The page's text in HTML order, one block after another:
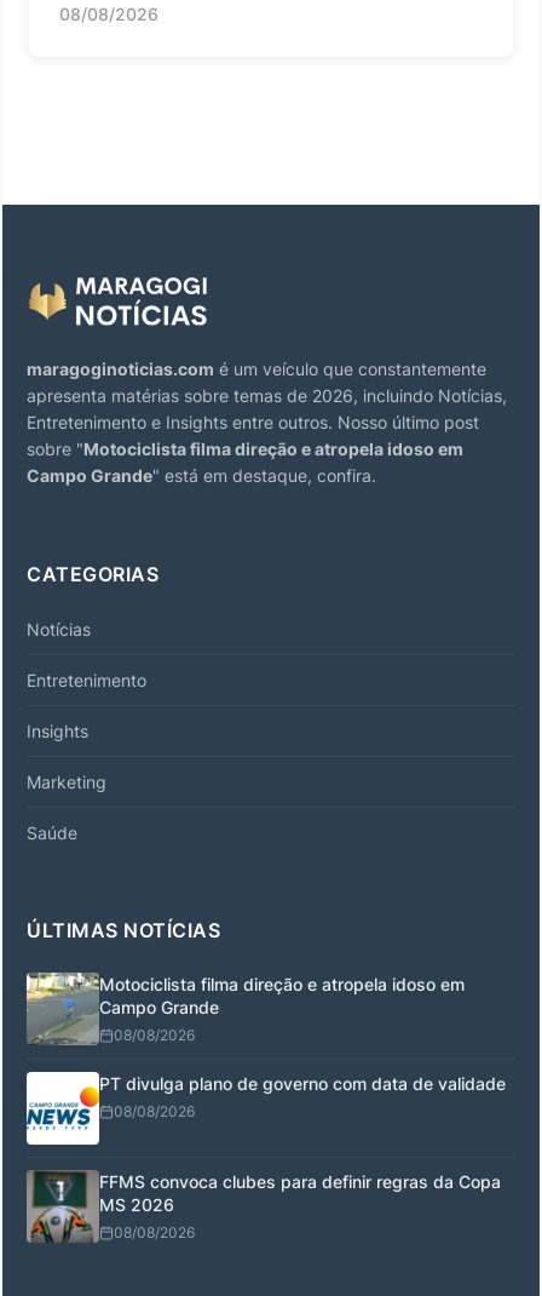
08/08/2026
maragoginoticias.com é um veículo que constantemente
apresenta matérias sobre temas de 2026, incluindo Notícias,
Entretenimento e Insights entre outros. Nosso último post
sobre "Motociclista filma direção e atropela idoso em
Campo Grande" está em destaque, confira.
CATEGORIAS
Notícias
Entretenimento
Insights
Marketing
Saúde
ÚLTIMAS NOTÍCIAS
Motociclista filma direção e atropela idoso em
Campo Grande
08/08/2026
PT divulga plano de governo com data de validade
08/08/2026
FFMS convoca clubes para definir regras da Copa
MS 2026
08/08/2026